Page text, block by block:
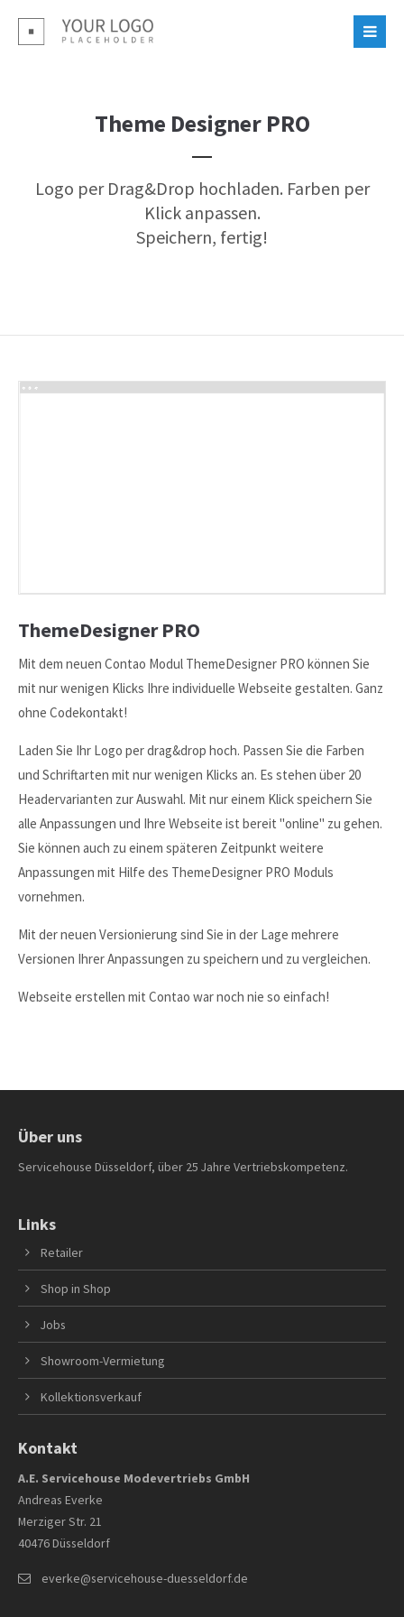
Login
Support
376-293 City Road, Suite 600
San Francisco, CA 94102
Have any questions?
Drop us a line
info@yourdomain.com
About us
Lorem ipsum dolor sit amet, consectetuer adipiscing
elit.
sociis natoque penatibus et magnis dis parturient montes,
nascetur ridiculus mus. Donec quam felis, ultricies nec.
Theme Designer PRO
Logo per Drag&Drop hochladen. Farben per
Klick anpassen.
Speichern, fertig!
ThemeDesigner PRO
Mit dem neuen Contao Modul ThemeDesigner PRO können Sie
mit nur wenigen Klicks Ihre individuelle Webseite gestalten. Ganz
ohne Codekontakt!
Laden Sie Ihr Logo per drag&drop hoch. Passen Sie die Farben
und Schriftarten mit nur wenigen Klicks an. Es stehen über 20
Headervarianten zur Auswahl. Mit nur einem Klick speichern Sie
alle Anpassungen und Ihre Webseite ist bereit "online" zu gehen.
Sie können auch zu einem späteren Zeitpunkt weitere
Anpassungen mit Hilfe des ThemeDesigner PRO Moduls
vornehmen.
Mit der neuen Versionierung sind Sie in der Lage mehrere
Versionen Ihrer Anpassungen zu speichern und zu vergleichen.
Webseite erstellen mit Contao war noch nie so einfach!
Über uns
Servicehouse Düsseldorf, über 25 Jahre Vertriebskompetenz.
Links
Retailer
Shop in Shop
Jobs
Showroom-Vermietung
Kollektionsverkauf
Kontakt
A.E. Servicehouse Modevertriebs GmbH
Andreas Everke
Merziger Str. 21
40476 Düsseldorf
everke@servicehouse-duesseldorf.de